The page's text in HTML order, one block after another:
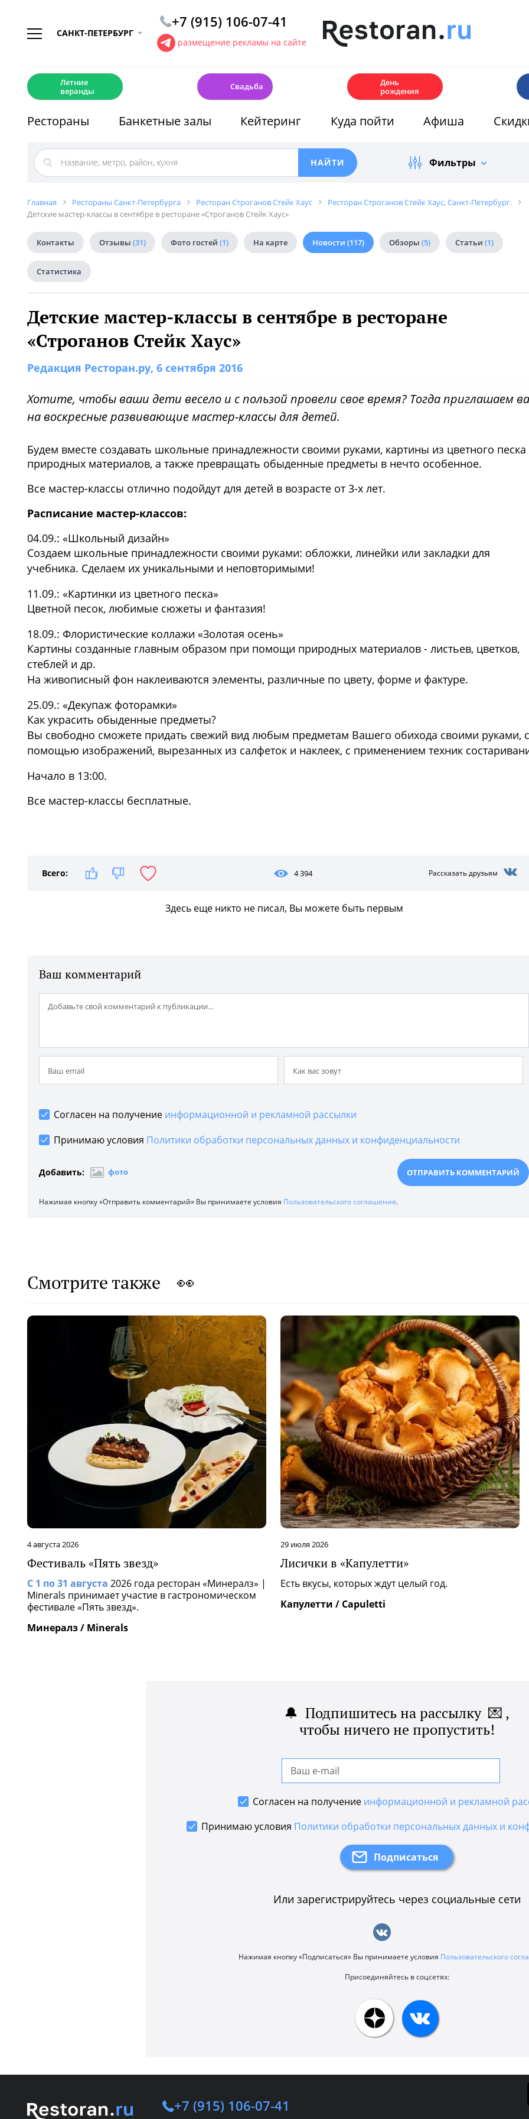
САНКТ-ПЕТЕРБУРГ
+7 (915) 106-07-41
размещение рекламы на сайте
Летние
веранды
Свадьба
День
рождения
Рестораны Банкетные залы Кейтеринг Куда пойти Афиша
Фильтры
Главная Рестораны Санкт-Петербурга Ресторан Строганов Стейк Хаус
Ресторан Строганов Стейк Хаус, Санкт-Петербург.
Детские мастер-классы в сентябре в ресторане «Строганов Стейк Хаус»
Контакты Отзывы (31) Фото гостей (1) На карте Новости (117) Обзоры (5) Статьи (1)
Статистика
Детские мастер-классы в сентябре в ресторане
«Строганов Стейк Хаус»
Редакция Ресторан.ру, 6 сентября 2016
Хотите, чтобы ваши дети весело и с пользой провели свое время? Тогда приглашаем
на воскресные развивающие мастер-классы для детей.
Будем вместе создавать школьные принадлежности своими руками, картины из цветного песка
природных материалов, а также превращать обыденные предметы в нечто особенное.
Все мастер-классы отлично подойдут для детей в возрасте от 3-х лет.
Расписание мастер-классов:
04.09.: «Школьный дизайн»
Создаем школьные принадлежности своими руками: обложки, линейки или закладки для
учебника. Сделаем их уникальными и неповторимыми!
11.09.: «Картинки из цветного песка»
Цветной песок, любимые сюжеты и фантазия!
18.09.: Флористические коллажи «Золотая осень»
Картины созданные главным образом при помощи природных материалов - листьев, цветков,
стеблей и др.
На живописный фон наклеиваются элементы, различные по цвету, форме и фактуре.
25.09.: «Декупаж фоторамки»
Как украсить обыденные предметы?
Вы свободно сможете придать свежий вид любым предметам Вашего обихода своими руками, с
помощью изображений, вырезанных из салфеток и наклеек, с применением техник
Начало в 13:00.
Все мастер-классы бесплатные.
Всего: 4 394 Рассказать друзьям
Здесь еще никто не писал, Вы можете быть первым
Ваш комментарий
Согласен на получение информационной и рекламной рассылки
Принимаю условия Политики обработки персональных данных и конфиденциальности
Добавить: фото
Нажимая кнопку «Отправить комментарий» Вы принимаете условия Пользовательского соглашения.
Смотрите также 👀
4 августа 2026
Фестиваль «Пять звезд»
С 1 по 31 августа 2026 года ресторан «Минералз» |
Minerals принимает участие в гастрономическом
фестивале «Пять звезд».
Минералз / Minerals
29 июля 2026
Лисички в «Капулетти»
Есть вкусы, которых ждут целый год.
Капулетти / Capuletti
🔔 Подпишитесь на рассылку 💌 ,
чтобы ничего не пропустить!
Согласен на получение информационной и рекламной
Принимаю условия Политики обработки персональных данных и
Или зарегистрируйтесь через социальные сети
Нажимая кнопку «Подписаться» Вы принимаете условия Пользовательского
Присоединяйтесь в соцсетях:
+7 (915) 106-07-41